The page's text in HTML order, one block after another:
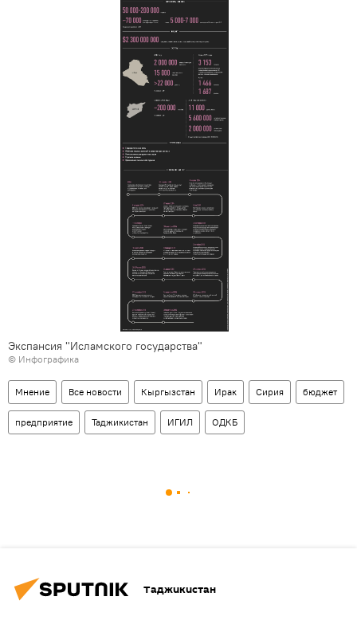
Экспансия "Исламского государства"
© Инфографика
Мнение Все новости Кыргызстан Ирак Сирия бюджет
предприятие Таджикистан ИГИЛ ОДКБ
Таджикистан